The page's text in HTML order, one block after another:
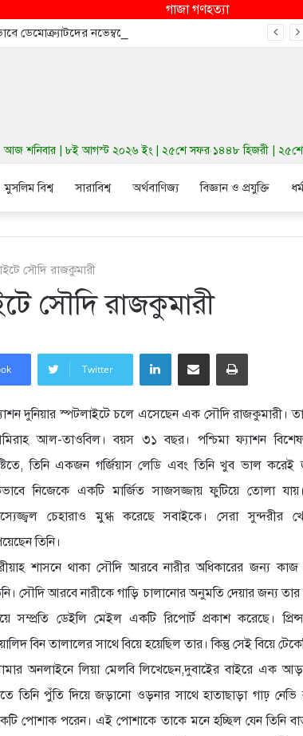
গাজা গণহত্যা
ডেমোক্র্যাটদের নভেম্বরে কংগ্রেস জিতাতে পারে
আজ শনিবার | ৮ই আগস্ট ২০২৬ ইং | ২৫শে সফর ১৪৪৮ হিজরী | ২৫শে
মুসলিম বিশ্ব সারাবিশ্ব অর্থবাণিজ্য বিজ্ঞান ও প্রযুক্তি
সৌদি রাজকুমারী
সৌদি রাজকুমারী
Twitter
LinkedInShare via Email Print
দুনিয়ার স্পটলাইটে চলে এসেছেন এক সৌদি রাজকুমারী।
আল-তাওবিল। বয়স ৩১ বছর। পশ্চিমা ফ্যাশন
তিনি একজন গর্জিয়াস লেডি এবং তিনি খুব ভাল করেই
নিজেকে একটি মার্জিত সাজসজ্জায় ফুটিয়ে তোলা
চেহারাও মুগ্ধ করেছে সবাইকে। সেরা সুন্দরীর
তিনি।
শাসনে থাকা সৌদি আরবে নারীর অধিকারের জন্য
সৌদি আরবে নারীকে গাড়ি চালানোর অনুমতি দেয়ার জন্য
সম্প্রতি ডেইলি মেইল একটি রিপোর্ট প্রকাশ করেছে।
বিন তালালের সাথে বিয়ে হয়েছিল তার। কিন্তু সেই বিয়ে
অনলাইনে লিয়া মেলবি লিখেছেন,দুবাইের বাইরে এক
তিনি পুঁতি দিয়ে জড়ানো ওড়নার সাথে হাতাছাড়া গাঢ় নেভি
পোশাক পরেন। এই পোশাকে তাকে মনে হচ্ছিল যেন তিনি